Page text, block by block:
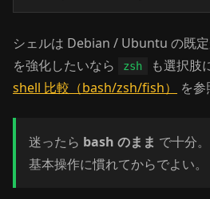
シェルは Debian / Ubuntu の既
を強化したいなら
zsh
も選択肢
shell 比較（bash/zsh/fish）
を参
迷ったら bash のまま で十分
基本操作に慣れてからでよい。